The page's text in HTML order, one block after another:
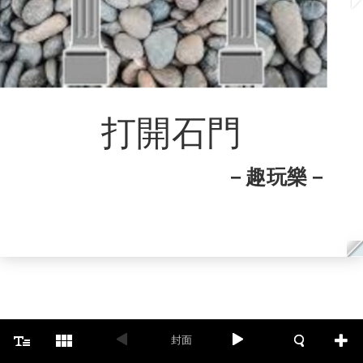
－趣玩樂－
打開石門
03
04
美好風景照
有什麼特徵?
怎麼形成的?